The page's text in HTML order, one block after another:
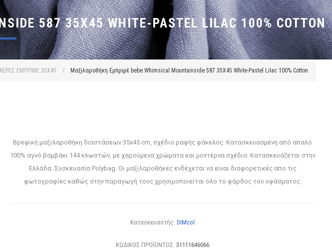
ΕΜΠΡΙΜΕ 35X45 / Μαξιλαροθήκη Εμπριμέ bebe Whimsical Mountainside 587 35X45 White-Pastel Lilac 100% Cotton
587 35X45 WHITE-PASTEL LILAC 100% COTTON
Βρεφική μαξιλαροθήκη διαστάσεων 35x45 cm, σχέδιο ραφής φάκελος. Κατασκευασμένη από απαλό
100% αγνό βαμβάκι 144 κλωστών, με χαρούμενα χρώματα και μοντέρνα σχέδια. Κατασκευάζεται στην
Ελλάδα. Συσκευασία Polybag. Οι μαξιλαροθήκες ενδέχεται να είναι διαφορετικές απο τις
φωτογραφίες καθώς στην παραγωγή τους χρησιμοποιείται όλο το φάρδος του υφάσματος.
Κατασκευαστής: DIMcol
ΚΩΔΙΚΟΣ ΠΡΟΪΟΝΤΟΣ: 31111646066